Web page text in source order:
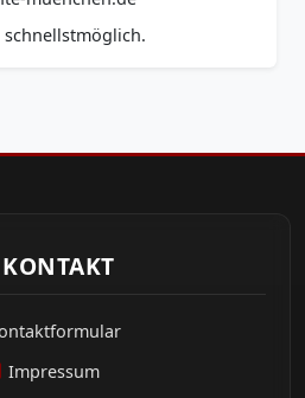
KONTAKT
Impressum